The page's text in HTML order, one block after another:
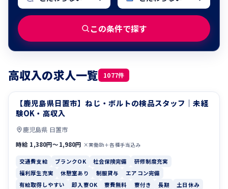
この条件で探す
高収入の求人一覧 1077件
交通費支給 ブランクOK
【鹿児島県日置市】ねじ・ボルトの検品スタッフ｜未経
験OK・高収入
鹿児島県 日置市
時給 1,380円〜1,980円 ×実働8h＋各種手当込み
交通費支給 ブランクOK 社会保険完備
研修制度充実
福利厚生充実
休憩室あり 制服貸与
エアコン完備
有給取得しやすい
即入寮OK 寮費無料 寮付き 長期
土日休み